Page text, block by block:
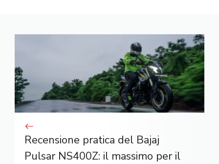
Recensione pratica del Bajaj
Pulsar NS400Z: il massimo per il